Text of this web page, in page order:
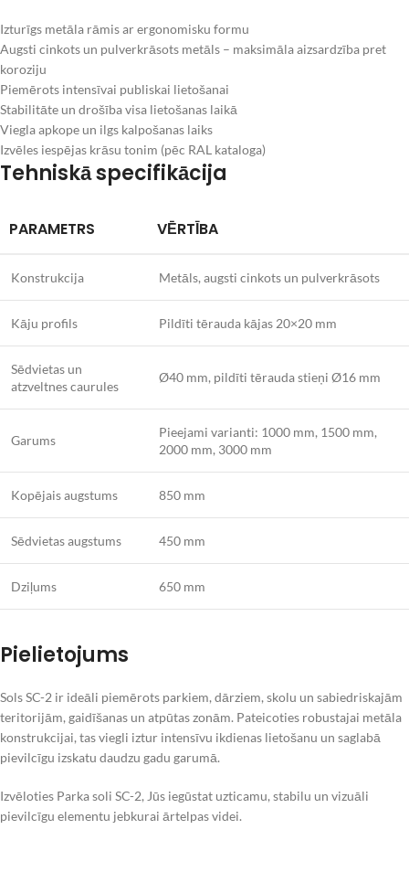
Izturīgs metāla rāmis ar ergonomisku formu
Augsti cinkots un pulverkrāsots metāls – maksimāla aizsardzība pret
koroziju
Piemērots intensīvai publiskai lietošanai
Stabilitāte un drošība visa lietošanas laikā
Viegla apkope un ilgs kalpošanas laiks
Izvēles iespējas krāsu tonim (pēc RAL kataloga)
Tehniskā specifikācija
PARAMETRS VĒRTĪBA
Konstrukcija Metāls, augsti cinkots un pulverkrāsots
Kāju profils Pildīti tērauda kājas 20×20 mm
Sēdvietas un
atzveltnes caurules
Ø40 mm, pildīti tērauda stieņi Ø16 mm
Garums
Pieejami varianti: 1000 mm, 1500 mm,
2000 mm, 3000 mm
Kopējais augstums 850 mm
Sēdvietas augstums 450 mm
Dziļums 650 mm
Pielietojums
Sols SC-2 ir ideāli piemērots parkiem, dārziem, skolu un sabiedriskajām
teritorijām, gaidīšanas un atpūtas zonām. Pateicoties robustajai metāla
konstrukcijai, tas viegli iztur intensīvu ikdienas lietošanu un saglabā
pievilcīgu izskatu daudzu gadu garumā.
Izvēloties Parka soli SC-2, Jūs iegūstat uzticamu, stabilu un vizuāli
pievilcīgu elementu jebkurai ārtelpas videi.